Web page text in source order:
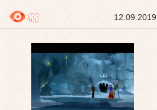
12.09.2019
433